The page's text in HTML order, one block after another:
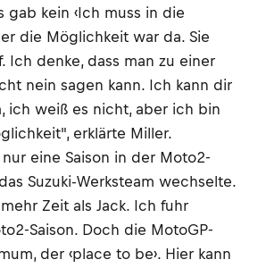
gab kein ‹Ich muss in die
die Möglichkeit war da. Sie
Ich denke, dass man zu einer
nein sagen kann. Ich kann dir
ich weiß es nicht, aber ich bin
erklärte Miller.
eine Saison in der Moto2-
Suzuki-Werksteam wechselte.
Zeit als Jack. Ich fuhr
Saison. Doch die MotoGP-
der ‹place to be›. Hier kann